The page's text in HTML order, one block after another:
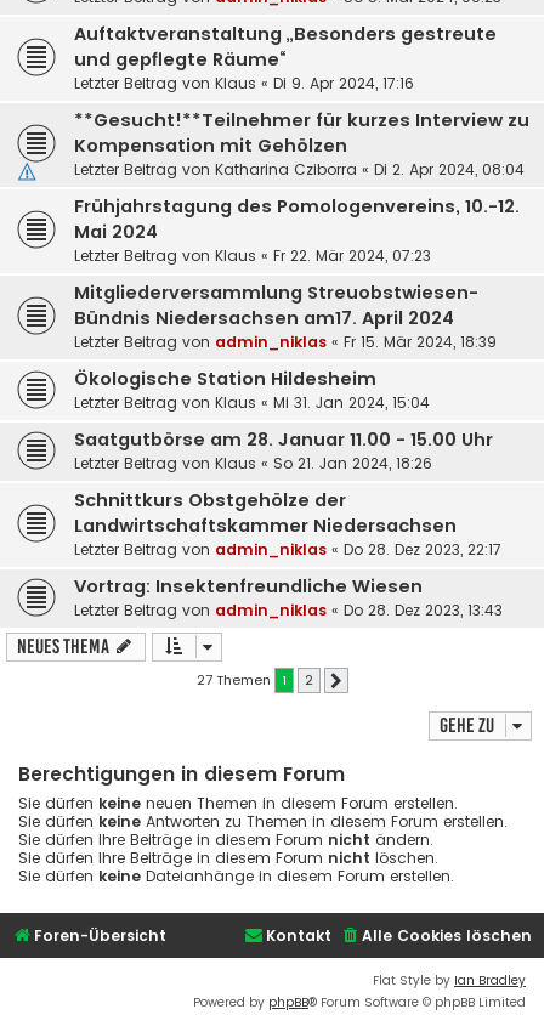
Auftaktveranstaltung „Besonders gestreute
und gepflegte Räume“
Letzter Beitrag von Klaus « Di 9. Apr 2024, 17:16
**Gesucht!**Teilnehmer für kurzes Interview zu
Kompensation mit Gehölzen
Letzter Beitrag von Katharina Cziborra « Di 2. Apr 2024, 08:04
Frühjahrstagung des Pomologenvereins, 10.-12.
Mai 2024
Letzter Beitrag von Klaus « Fr 22. Mär 2024, 07:23
Mitgliederversammlung Streuobstwiesen-
Bündnis Niedersachsen am17. April 2024
Letzter Beitrag von admin_niklas « Fr 15. Mär 2024, 18:39
Ökologische Station Hildesheim
Letzter Beitrag von Klaus « Mi 31. Jan 2024, 15:04
Saatgutbörse am 28. Januar 11.00 - 15.00 Uhr
Letzter Beitrag von Klaus « So 21. Jan 2024, 18:26
Schnittkurs Obstgehölze der
Landwirtschaftskammer Niedersachsen
Letzter Beitrag von admin_niklas « Do 28. Dez 2023, 22:17
Vortrag: Insektenfreundliche Wiesen
Letzter Beitrag von admin_niklas « Do 28. Dez 2023, 13:43
Neues Thema
27 Themen 1 2
Gehe zu
Berechtigungen in diesem Forum
Sie dürfen keine neuen Themen in diesem Forum erstellen.
Sie dürfen keine Antworten zu Themen in diesem Forum erstellen.
Sie dürfen Ihre Beiträge in diesem Forum nicht ändern.
Sie dürfen Ihre Beiträge in diesem Forum nicht löschen.
Sie dürfen keine Dateianhänge in diesem Forum erstellen.
Foren-Übersicht Alle Cookies löschen
Kontakt
Flat Style by Ian Bradley
Powered by phpBB® Forum Software © phpBB Limited